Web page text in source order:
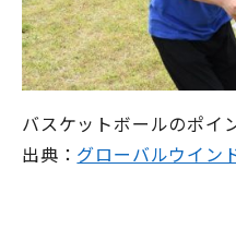
バスケットボールのポイ
出典： グローバルウイン